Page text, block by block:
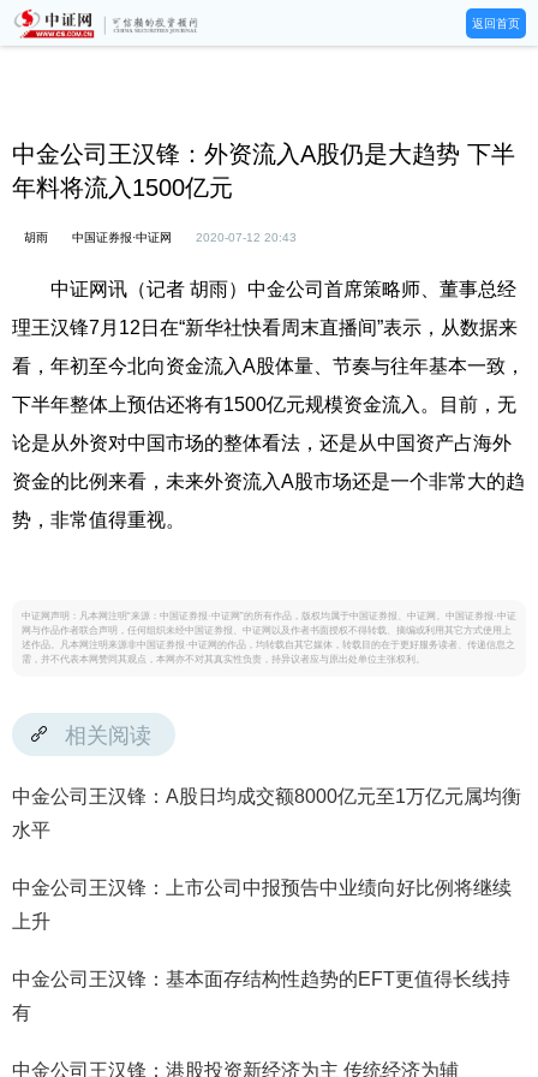
返回首页
中金公司王汉锋：外资流入A股仍是大趋势 下半
年料将流入1500亿元
胡雨 中国证券报·中证网 2020-07-12 20:43
中证网讯（记者 胡雨）中金公司首席策略师、董事总经
理王汉锋7月12日在“新华社快看周末直播间”表示，从数据来
看，年初至今北向资金流入A股体量、节奏与往年基本一致，
下半年整体上预估还将有1500亿元规模资金流入。目前，无
论是从外资对中国市场的整体看法，还是从中国资产占海外
资金的比例来看，未来外资流入A股市场还是一个非常大的趋
势，非常值得重视。
中证网声明：凡本网注明“来源：中国证券报·中证网”的所有作品，版权均属于中国证券报、中证网。中国证券报·中证
网与作品作者联合声明，任何组织未经中国证券报、中证网以及作者书面授权不得转载、摘编或利用其它方式使用上
述作品。凡本网注明来源非中国证券报·中证网的作品，均转载自其它媒体，转载目的在于更好服务读者、传递信息之
需，并不代表本网赞同其观点，本网亦不对其真实性负责，持异议者应与原出处单位主张权利。
相关阅读
中金公司王汉锋：A股日均成交额8000亿元至1万亿元属均衡
水平
中金公司王汉锋：上市公司中报预告中业绩向好比例将继续
上升
中金公司王汉锋：基本面存结构性趋势的EFT更值得长线持
有
中金公司王汉锋：港股投资新经济为主 传统经济为辅